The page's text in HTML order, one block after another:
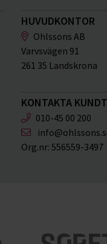
HUVUDKONTOR
Ohlssons AB
Varvsvägen 91
261 35 Landskrona
KONTAKTA
010-45 00 200
Org.nr: 556559-3497